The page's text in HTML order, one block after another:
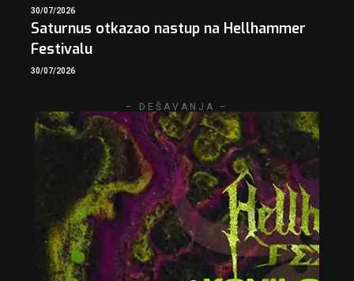
30/07/2026
Saturnus otkazao nastup na Hellhammer
Festivalu
30/07/2026
– DEŠAVANJA –